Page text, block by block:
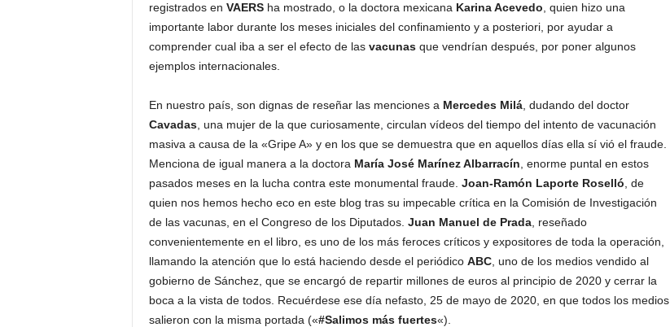
registrados en VAERSha mostrado, o la doctora mexicana Karina Acevedo , quien hizo una
importante labor durante los meses iniciales del confinamiento y a posteriori, por ayudar a
comprender cual iba a ser el efecto de las vacunasque vendrían después, por poner algunos
ejemplos internacionales.
En nuestro país, son dignas de reseñar las menciones a Mercedes Milá, dudando del doctor
Cavadas, una mujer de la que curiosamente, circulan vídeos del tiempo del intento de vacunación
masiva a causa de la «Gripe A» y en los que se demuestra que en aquellos días ella sí vió el fraude.
Menciona de igual manera a la doctora María José Marínez Albarracín , enorme puntal en estos
pasados meses en la lucha contra este monumental fraude. Joan-Ramón Laporte Roselló , de
quien nos hemos hecho eco en este blog tras su impecable crítica en la Comisión de Investigación
de las vacunas, en el Congreso de los Diputados. Juan Manuel de Prada, reseñado
convenientemente en el libro, es uno de los más feroces críticos y expositores de toda la operación,
llamando la atención que lo está haciendo desde el periódico ABC, uno de los medios vendido al
gobierno de Sánchez, que se encargó de repartir millones de euros al principio de 2020 y cerrar la
boca a la vista de todos. Recuérdese ese día nefasto, 25 de mayo de 2020, en que todos los medios
salieron con la misma portada («#Salimos más fuertes«).